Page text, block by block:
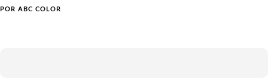
POR ABC COLOR